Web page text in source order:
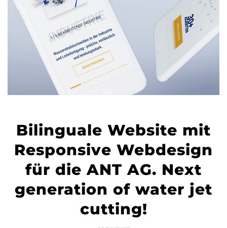
Bilinguale Website mit
Responsive Webdesign
für die ANT AG. Next
generation of water jet
cutting!